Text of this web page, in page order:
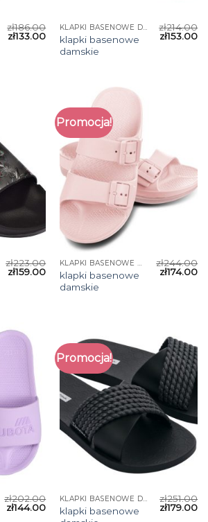
zł186.00
zł133.00
KLAPKI BASENOWE DAMSKIE
klapki basenowe
damskie
zł214.00
zł153.00
zł223.00
zł159.00
Promocja!
KLAPKI BASENOWE DAMSKIE
klapki basenowe
damskie
zł244.00
zł174.00
zł202.00
zł144.00
Promocja!
KLAPKI BASENOWE DAMSKIE
klapki basenowe
zł251.00
zł179.00